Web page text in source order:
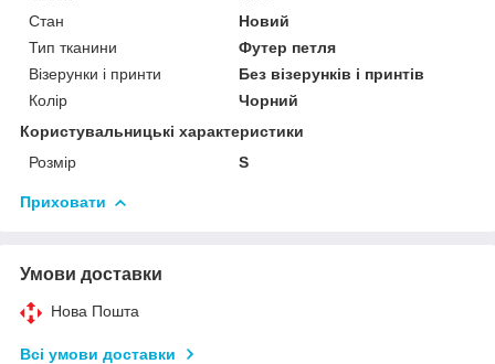
Стан
Новий
Тип тканини
Футер петля
Візерунки і принти
Без візерунків і принтів
Колір
Чорний
Користувальницькі характеристики
Розмір
S
Приховати
Умови доставки
Нова Пошта
Всі умови доставки